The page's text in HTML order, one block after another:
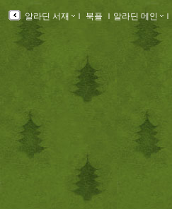
알라딘 서재 ｌ 북플 ｌ 알라딘 메인 ｌ